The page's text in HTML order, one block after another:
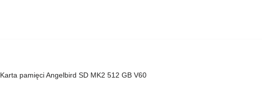
Karta pamięci Angelbird SD MK2 512 GB V60